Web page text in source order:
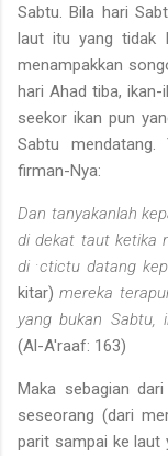
Sabtu. Bila hari
laut itu yang tidak
menampakkan
hari Ahad tiba,
seekor ikan pun
Sabtu
firman-Nya:
Dan tanyakanlah
di dekat taut ketika
di .ctictu datang
kitar)mereka
yang bukan Sabtu,
(Al-A'raaf: 163)
Maka sebagian
sese­orang (dari
parit sampai ke laut